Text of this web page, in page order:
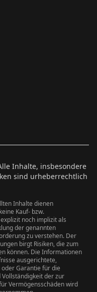
Inhalte, insbesondere
sind urheberrechtlich
Inhalte dienen
Kauf- bzw.
noch implizit als
der genannten
zu verstehen. Der
birgt Risiken, die zum
können. Die Informationen
ausgerichtete,
Garantie für die
der zur
Vermögensschäden wird